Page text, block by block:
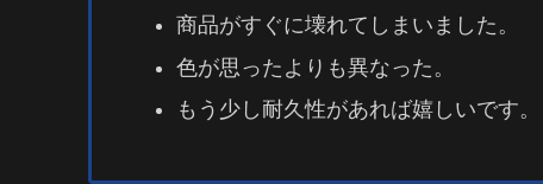
商品がすぐに壊れてしまいました。
色が思ったよりも異なった。
もう少し耐久性があれば嬉しいです。